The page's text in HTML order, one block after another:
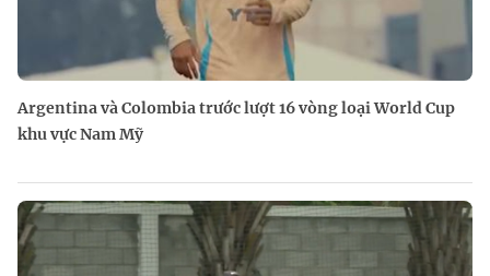
Argentina và Colombia trước lượt 16 vòng loại World Cup
khu vực Nam Mỹ